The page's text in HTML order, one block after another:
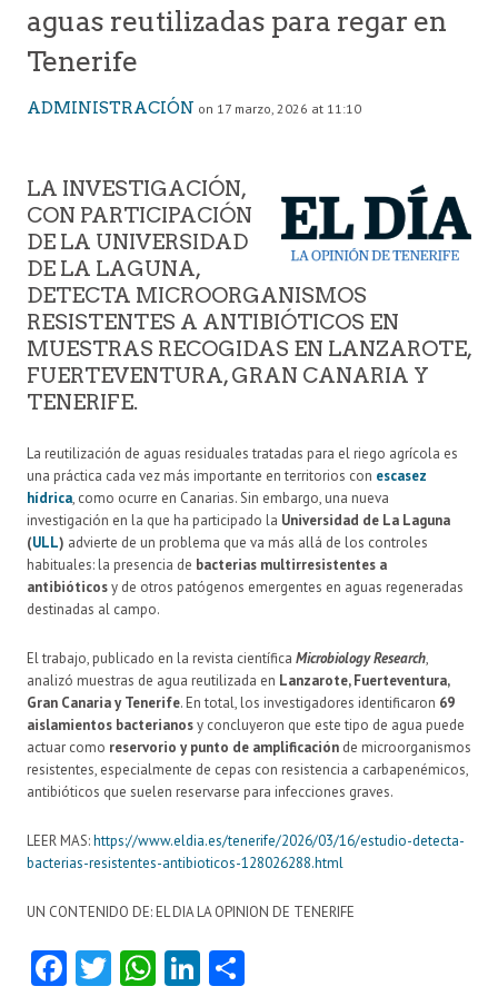
aguas reutilizadas para regar en
Tenerife
ADMINISTRACIÓN on 17 marzo, 2026 at 11:10
LA INVESTIGACIÓN,
CON PARTICIPACIÓN
DE LA UNIVERSIDAD
DE LA LAGUNA,
DETECTA MICROORGANISMOS
RESISTENTES A ANTIBIÓTICOS EN
MUESTRAS RECOGIDAS EN LANZAROTE,
FUERTEVENTURA, GRAN CANARIA Y
TENERIFE.
La reutilización de aguas residuales tratadas para el riego agrícola es
una práctica cada vez más importante en territorios con escasez
hídrica, como ocurre en Canarias. Sin embargo, una nueva
investigación en la que ha participado la Universidad de La Laguna
(ULL) advierte de un problema que va más allá de los controles
habituales: la presencia de bacterias multirresistentes a
antibióticosy de otros patógenos emergentes en aguas regeneradas
destinadas al campo.
El trabajo, publicado en la revista científica Microbiology Research,
analizó muestras de agua reutilizada en Lanzarote, Fuerteventura,
Gran Canaria y Tenerife. En total, los investigadores identificaron 69
aislamientos bacterianosy concluyeron que este tipo de agua puede
actuar como reservorio y punto de amplificación de microorganismos
resistentes, especialmente de cepas con resistencia a carbapenémicos,
antibióticos que suelen reservarse para infecciones graves.
LEER MAS:https://www.eldia.es/tenerife/2026/03/16/estudio-detecta-
bacterias-resistentes-antibioticos-128026288.html
UN CONTENIDO DE: EL DIA LA OPINION DE TENERIFE
Fa T W Li